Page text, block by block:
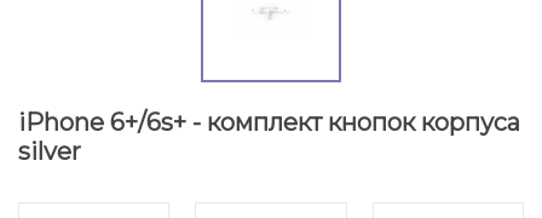
iPhone 6+/6s+ - комплект кнопок корпуса
silver